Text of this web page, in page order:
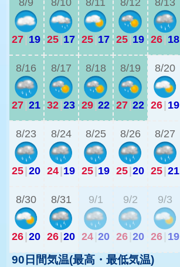
8/9
27 19
8/10
25 17
8/11
25 17
8/12
25 19
8/13
26 18
8/16
27 21
8/17
32 23
8/18
29 22
8/19
27 22
8/20
26 19
8/23
25 20
8/24
24 19
8/25
25 19
8/26
25 20
8/27
25 21
8/30
26 20
8/31
26 20
9/1
24 20
9/2
26 20
9/3
26 19
90日間気温(最高・最低気温)